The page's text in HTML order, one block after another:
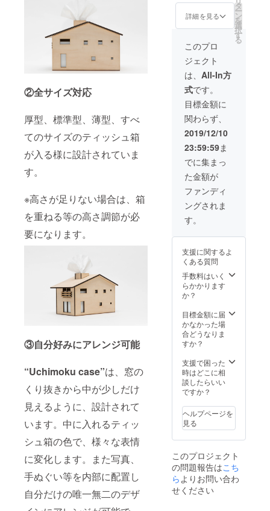
②全サイズ対応
厚型、標準型、薄型、すべ
てのサイズのティッシュ箱
が入る様に設計されていま
す。
※高さが足りない場合は、箱
を重ねる等の高さ調節が必
要になります。
③自分好みにアレンジ可能
“Uchimoku case”は、窓の
くり抜きから中が少しだけ
見えるように、設計されて
います。中に入れるティッ
シュ箱の色で、様々な表情
に変化します。また写真、
手ぬぐい等を内部に配置し
自分だけの唯一無二のデザ
詳細を見る
タ
ー
ン
を
選
択
す
る
このプロ
ジェクト
は、 All-In方
式です。
目標金額に
関わらず、
2019/12/10
23:59:59ま
でに集まっ
た金額が
ファンディ
ングされま
す。
支援に関するよ
くある質問
手数料はいく
らかかります
か？
目標金額に届
かなかった場
合どうなりま
すか？
支援で困った
時はどこに相
談したらいい
ですか？
ヘルプページを
見る
このプロジェクト
の問題報告はこち
らよりお問い合わ
せください